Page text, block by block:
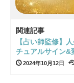
関連記事
【占い師監修】
チュアルサイン&
2024年10月12日